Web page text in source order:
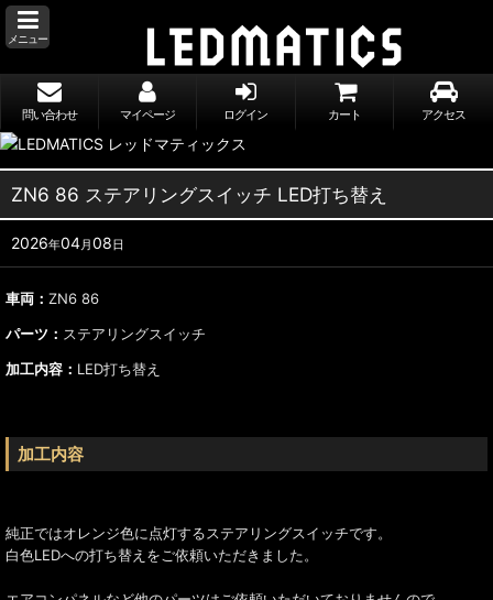
メニュー
問い合わせ マイページ ログイン カート アクセス
ZN6 86 ステアリングスイッチ LED打ち替え
2026年04月08日
車両： ZN6 86
パーツ： ステアリングスイッチ
加工内容： LED打ち替え
加工内容
純正ではオレンジ色に点灯するステアリングスイッチです。
白色LEDへの打ち替えをご依頼いただきました。